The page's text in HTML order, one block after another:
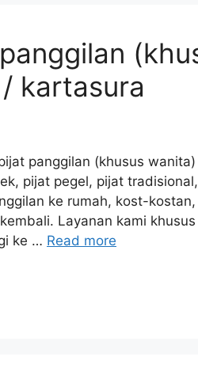
kartasura
panggilan (khusus
pijat pegel, pijat
ke rumah, kost-
Layanan kami
ke … Read more